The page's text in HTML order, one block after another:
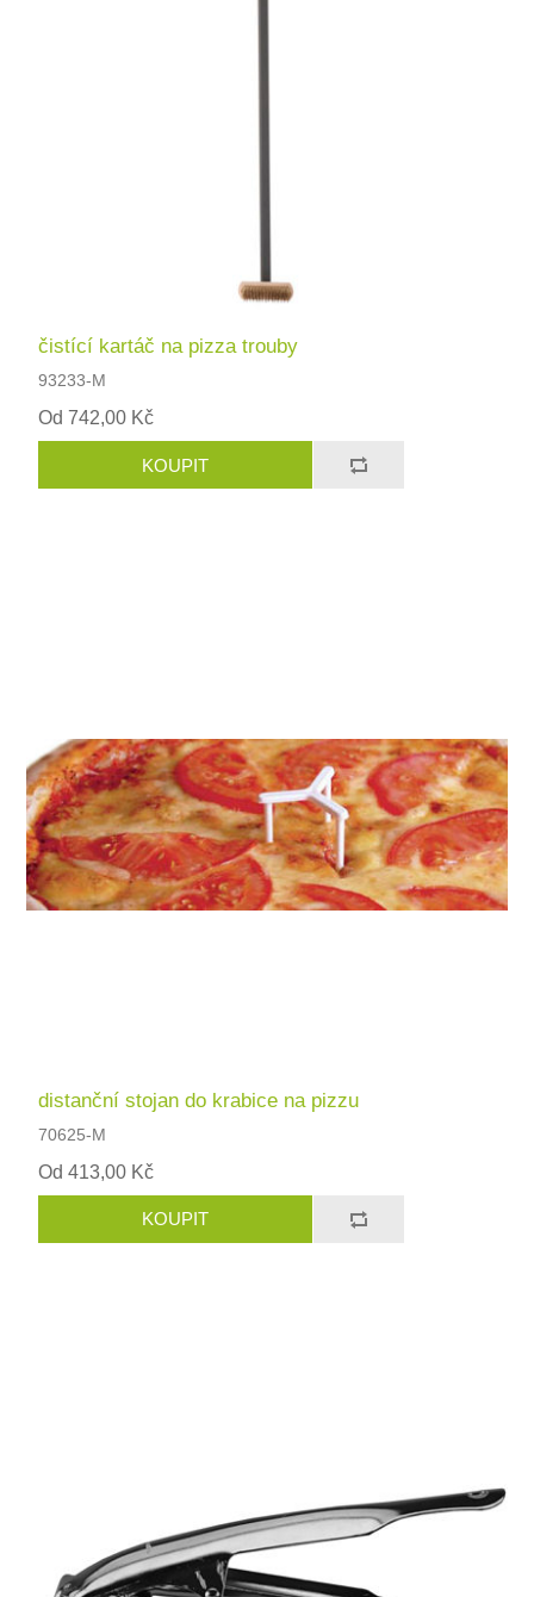
čistící kartáč na pizza trouby
93233-M
Od 742,00 Kč
distanční stojan do krabice na pizzu
70625-M
Od 413,00 Kč